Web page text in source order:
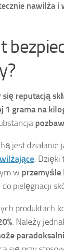
nawilża i
się reputacją
1 grama na
jest działanie
. Dzięki
w przemyśle
pielęgnacji
produktach
. Należy